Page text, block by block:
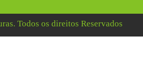
Todos os direitos Reservados